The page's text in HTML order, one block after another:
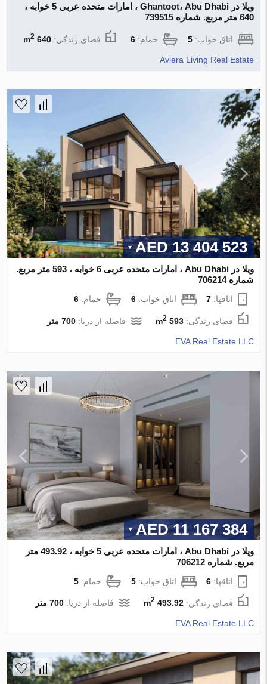
ویلا در Ghantoot، Abu Dhabi ، امارات متحده عربی 5 خوابه ،
640 متر مربع. شماره 739515
اتاق خواب:5 حمام:6 فضای زندگی:640 m
2
Aviera Living Real Estate
13 404 523 AED
ویلا در Abu Dhabi ، امارات متحده عربی 6 خوابه ، 593 متر مربع.
شماره 706214
اتاقها:7 اتاق خواب:6 حمام:6
فضای زندگی:593 m
2 فاصله از دریا:700 متر
EVA Real Estate LLC
11 167 384 AED
ویلا در Abu Dhabi ، امارات متحده عربی 5 خوابه ، 493.92 متر
مربع. شماره 706212
اتاقها:6 اتاق خواب:5 حمام:5
فضای زندگی:493.92 m
2 فاصله از دریا:700 متر
EVA Real Estate LLC